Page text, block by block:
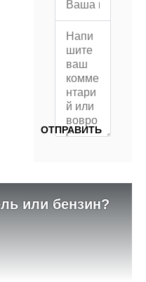
или бензин?